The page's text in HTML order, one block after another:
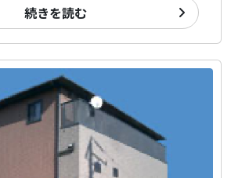
続きを読む